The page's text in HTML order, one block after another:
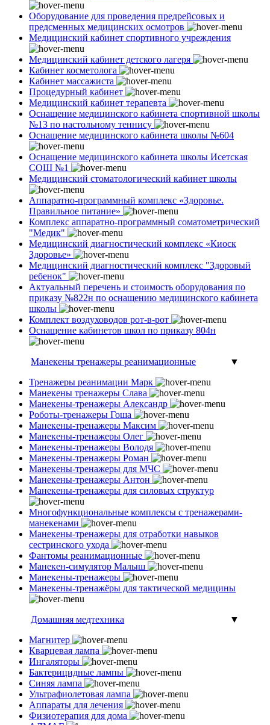
Оборудование для проведения предрейсовых и
предсменных медицинских осмотров
Медицинский кабинет спортивного учреждения
Медицинский кабинет детского лагеря
Кабинет косметолога
Кабинет массажиста
Процедурный кабинет
Медицинский кабинет терапевта
Оснащение медицинского кабинета спортивной школы
№13 по настольному теннису
Оснащение медицинского кабинета школы №604
Оснащение медицинского кабинета школы Исетская
СОШ №1
Медицинский стоматологический кабинет школы
Аппаратно-программный комплекс «Здоровье.
Правильное питание»
Комплекс аппаратно-программный соматометрический
"Медик"
Медицинский диагностический комплекс «Киоск
Здоровье»
Медицинский диагностический комплекс "Здоровый
ребенок"
Актуальный перечень и стоимость оборудования по
приказу №822н по оснащению медицинского кабинета
школы
Комплект воздуховодов рот-в-рот
Оснащение кабинетов школ по приказу 804н
Манекены тренажеры реанимационные
▼
Тренажеры реанимации Марк
Манекены тренажеры Слава
Манекены-тренажеры Александр
Роботы-тренажеры Гоша
Манекены-тренажеры Максим
Манекены-тренажеры Олег
Манекены-тренажеры Володя
Манекены-тренажеры Роман
Манекены-тренажеры для МЧС
Манекены-тренажеры Антон
Манекены-тренажеры для силовых структур
Многофункциональные комплексы с тренажерами-
манекенами
Манекены-тренажеры для отработки навыков
сестринского ухода
Фантомы реанимационные
Манекен-симулятор Малыш
Манекены-тренажеры
Манекены-тренажёры для тактической медицины
Домашняя медтехника
▼
Магнитер
Кварцевая лампа
Ингаляторы
Бактерицидные лампы
Синяя лампа
Ультрафиолетовая лампа
Аппараты для лечения
Физиотерапия для дома